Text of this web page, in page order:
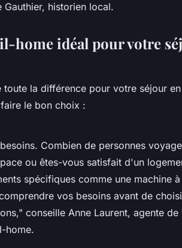
Gauthier, historien local.
home idéal pour votre
la différence pour votre séjour
le bon choix :
Combien de personnes
ou êtes-vous satisfait d'un
spécifiques comme une machine
vos besoins avant de
conseille Anne Laurent, agente
home.